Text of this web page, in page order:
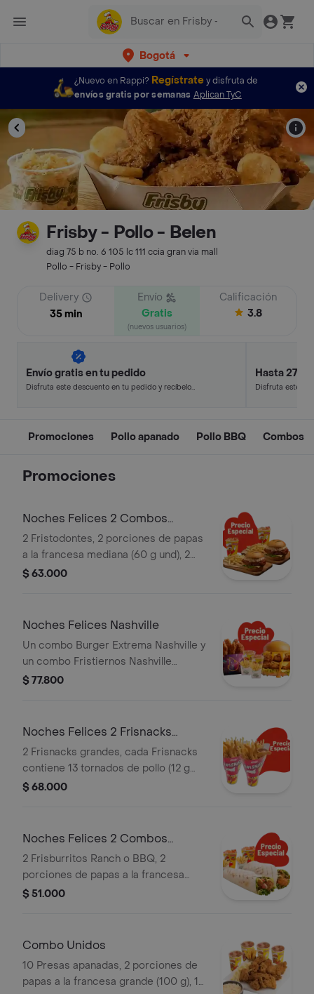
Bogotá
¿Nuevo en Rappi? Regístratey disfruta de
envíos gratis por semanas Aplican TyC
Frisby - Pollo - Belen
diag 75 b no. 6 105 lc 111 ccia gran via mall
Pollo - Frisby - Pollo
Delivery
35 min
Envío
Gratis
(nuevos usuarios)
Calificación
3.8
Envío gratis en tu pedido
Disfruta este descuento en tu pedido y recíbelo
Hasta 27%
Disfruta este
Promociones Pollo apanado Pollo BBQ Combos
Promociones
Noches Felices 2 Combos
Fristodontes
2 Fristodontes, 2 porciones de papas
a la francesa mediana (60 g und), 2
gaseosas (325 ml und). Escoge entre
$ 63.000
Noches Felices Nashville
Un combo Burger Extrema Nashville y
un combo Fristiernos Nashville
(imagen de producto corresponde a
$ 77.800
Noches Felices 2 Frisnacks
grandes en ca
2 Frisnacks grandes, cada Frisnacks
contiene 13 tornados de pollo (12 g
und), papas a la francesa grande (100
$ 68.000
Noches Felices 2 Combos
Frisburritos
2 Frisburritos Ranch o BBQ, 2
porciones de papas a la francesa
mediana (60 g und) y 2 gaseosas (325
$ 51.000
Combo Unidos
10 Presas apanadas, 2 porciones de
papas a la francesa grande (100 g), 1